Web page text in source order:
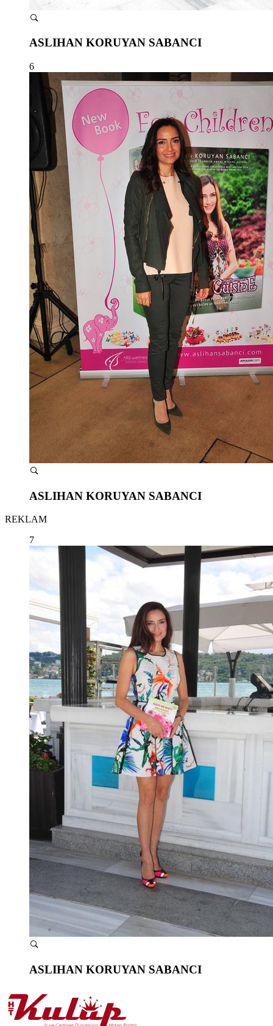
ASLIHAN KORUYAN SABANCI
6
ASLIHAN KORUYAN SABANCI
REKLAM
7
ASLIHAN KORUYAN SABANCI